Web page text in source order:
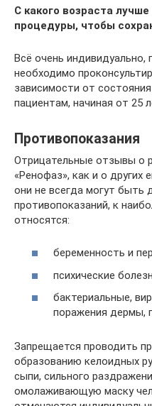
С какого возраста
процедуры, чтобы
Всё очень индивидуально,
необходимо
зависимости от
пациентам, начиная от 25
Противопоказания
Отрицательные отзывы о
«Ренофаз», как и о других
они не всегда могут быть
противопоказаний, к
относятся:
беременность и
психические
бактериальные,
поражения дермы,
Запрещается проводить
образованию келоидных
сыпи, сильного
омолаживающую маску